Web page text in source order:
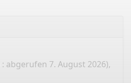
: abgerufen 7. August 2026),